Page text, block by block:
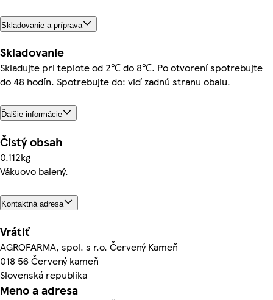
Skladovanie a príprava
Skladovanie
Skladujte pri teplote od 2℃ do 8℃. Po otvorení spotrebujte
do 48 hodín. Spotrebujte do: viď zadnú stranu obalu.
Ďalšie informácie
Čistý obsah
0.112kg
Vákuovo balený.
Kontaktná adresa
Vrátiť
AGROFARMA, spol. s r.o. Červený Kameň
018 56 Červený kameň
Slovenská republika
Meno a adresa